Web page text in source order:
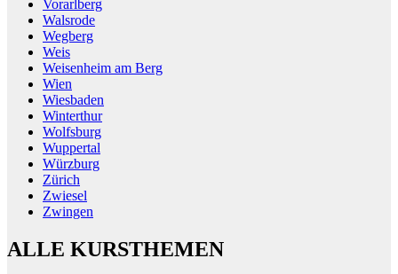
Vorarlberg
Walsrode
Wegberg
Weis
Weisenheim am Berg
Wien
Wiesbaden
Winterthur
Wolfsburg
Wuppertal
Würzburg
Zürich
Zwiesel
Zwingen
ALLE KURSTHEMEN